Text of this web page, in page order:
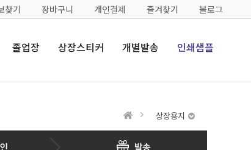
찾기 장바구니 개인결제 즐겨찾기 블로그
졸업장 상장스티커 개별발송 인쇄샘플
상장용지